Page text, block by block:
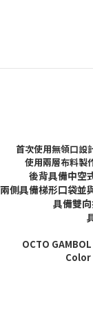
首次使用無領口設
使用兩層布料製
後背具備中空
兩側具備梯形口袋並
具備雙
OCTO
Color